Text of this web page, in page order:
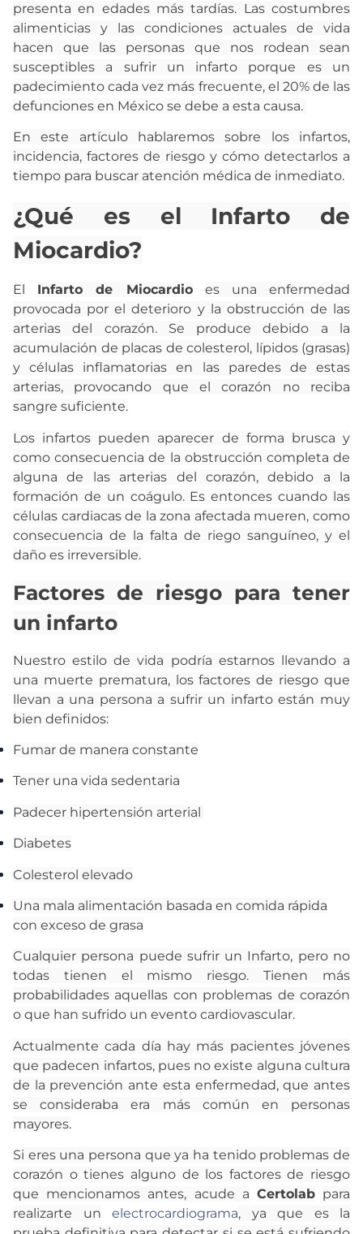
presenta en edades más tardías. Las costumbres
alimenticias y las condiciones actuales de vida
hacen que las personas que nos rodean sean
susceptibles a sufrir un infarto porque es un
padecimiento cada vez más frecuente, el 20% de las
defunciones en México se debe a esta causa.
En este artículo hablaremos sobre los infartos,
incidencia, factores de riesgo y cómo detectarlos a
tiempo para buscar atención médica de inmediato.
¿Qué es el Infarto de
Miocardio?
El Infarto de Miocardio
es una enfermedad
provocada por el deterioro y la obstrucción de las
arterias del corazón. Se produce debido a la
acumulación de placas de colesterol, lípidos (grasas)
y células inflamatorias en las paredes de estas
arterias, provocando que el corazón no reciba
sangre suficiente.
Los infartos pueden aparecer de forma brusca y
como consecuencia de la obstrucción completa de
alguna de las arterias del corazón, debido a la
formación de un coágulo. Es entonces cuando las
células cardiacas de la zona afectada mueren, como
consecuencia de la falta de riego sanguíneo, y el
daño es irreversible.
Factores de riesgo para tener
un infarto
Nuestro estilo de vida podría estarnos llevando a
una muerte prematura, los factores de riesgo que
llevan a una persona a sufrir un infarto están muy
bien definidos:
Fumar de manera constante
Tener una vida sedentaria
Padecer hipertensión arterial
Diabetes
Colesterol elevado
Una mala alimentación basada en comida rápida
con exceso de grasa
​​Cualquier persona puede sufrir un Infarto, pero no
todas tienen el mismo riesgo. Tienen más
probabilidades aquellas con problemas de corazón
o que han sufrido un evento cardiovascular.
Actualmente cada día hay más pacientes jóvenes
que padecen infartos, pues no existe alguna cultura
de la prevención ante esta enfermedad, que antes
se consideraba era más común en personas
mayores.
Si eres una persona que ya ha tenido problemas de
corazón o tienes alguno de los factores de riesgo
que mencionamos antes, acude a Certolab para
realizarte un
electrocardiograma, ya que es la